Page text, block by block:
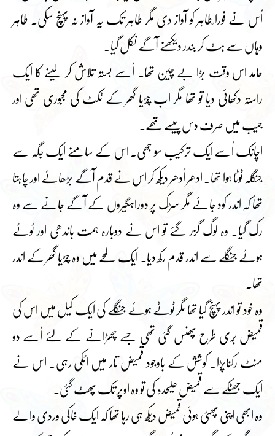
اُس نے فورا ًطاہر کو آواز دی مگر طاہر تک یہ آواز نہ پہنچ سکی۔ طاہر
وہاں سے ہٹ کر بندر دیکھنے آگے نکل گیا۔
حامد اس وقت بڑا بے چین تھا۔ اُسے بستہ تلاش کر لینے کا ایک
راستہ دکھائی دیا تو تھا مگر اب چڑیا گھر کے ٹکٹ کی مجبوری تھی اور
جیب میں صرف دس پیسے تھے۔
اچانک اُسے ایک ترکیب سو جھی۔ اس کے سامنے ایک جگہ سے
جنگلہ ٹوٹا ہوا تھا۔ ادھر اُدھر دیکھ کر اس نے قدم آگے بڑھائے اور چاہتا
تھا کہ اندر کود جائے مگر سڑک پر دوراہگیروں کے آگے جانے سے وہ
رک گیا۔ وہ لوگ گزر گئے تو اس نے دوبارہ ہمت باندھی اور ٹوٹے
ہوئے جنگلے سے اندر قدم رکھ دیا۔ ایک لمحے میں وہ چڑیا گھر کے اندر
تھا۔
وہ خود تو اندر پہنچ گیا تھا مگر ٹوٹے ہوئے جنگلے کی ایک کیل میں اس کی
قمیض بُری طرح پھنس گئی تھی جسے چھڑانے کے لئے اُسے دو
منٹ رکناپڑا۔ کوشش کے باوجود قمیض تار میں اٹکی رہی۔ اس نے
ایک جھٹکے سے قمیض علیحدہ کی تو وہ اوپر تک پھٹ گئی۔
وہ ابھی اپنی پھٹی ہوئی قمیض دیکھ ہی رہا تھا کہ ایک خاکی وردی والے